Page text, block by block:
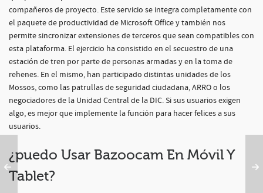
compañeros de proyecto. Este servicio se integra completamente con
el paquete de productividad de Microsoft Office y también nos
permite sincronizar extensiones de terceros que sean compatibles con
esta plataforma. El ejercicio ha consistido en el secuestro de una
estación de tren por parte de personas armadas y en la toma de
rehenes. En el mismo, han participado distintas unidades de los
Mossos, como las patrullas de seguridad ciudadana, ARRO o los
negociadores de la Unidad Central de la DIC. Si sus usuarios exigen
algo, es mejor que implemente la función para hacer felices a sus
usuarios.
¿puedo Usar Bazoocam En Móvil Y
Tablet?